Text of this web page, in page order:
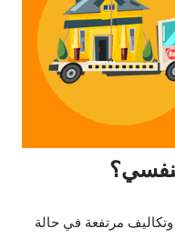
مرتفعة في حالة